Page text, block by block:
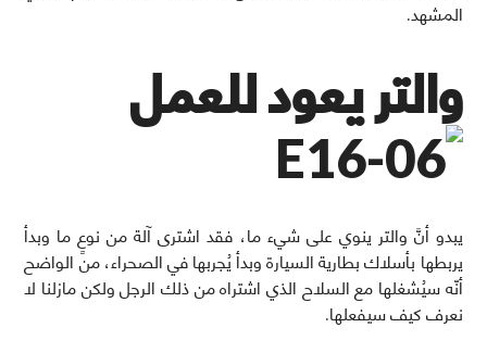
المشهد.
والتر يعود للعمل
يبدو أنَّ والتر ينوي على شيء ما، فقد اشترى آلة من نوعٍ ما وبدأ
يربطها بأسلاك بطارية السيارة وبدأ يُجربها في الصحراء، من الواضح
أنّه سيُشغلها مع السلاح الذي اشتراه من ذلك الرجل ولكن مازلنا لا
نعرف كيف سيفعلها.